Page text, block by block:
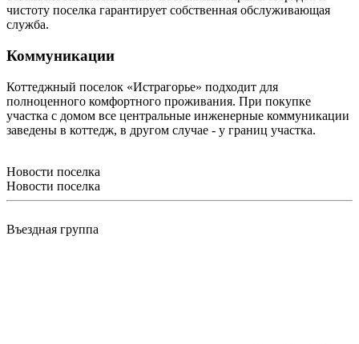
чистоту поселка гарантирует собственная обслуживающая
служба.
Коммуникации
Коттеджный поселок «Истрагорье» подходит для
полноценного комфортного проживания. При покупке
участка с домом все центральные инженерные коммуникации
заведены в коттедж, в другом случае - у границ участка.
Новости поселка
Новости поселка
Въездная группа